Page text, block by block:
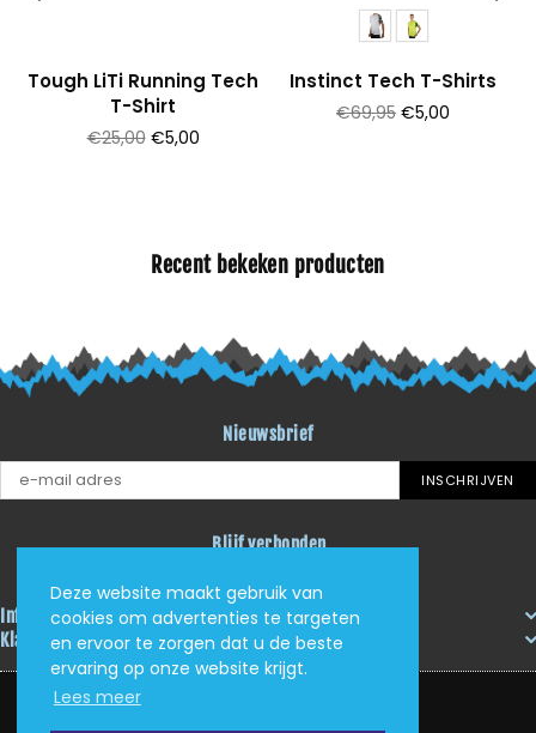
Deze website maakt gebruik van
cookies om advertenties te targeten
en ervoor te zorgen dat u de beste
ervaring op onze website krijgt.
Lees meer
Tough LiTi Running Tech
T-Shirt
Prijs
€25,00 €5,00
Instinct Tech T-Shirts
Prijs
€69,95 €5,00
Recent bekeken producten
Nieuwsbrief
INSCHRIJVEN
Blijf verbonden
FacebookInstagramYouTube
Informatie
Klantenservice